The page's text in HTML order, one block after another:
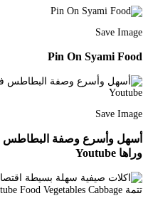
Save Image
Pin On Syami Food
Save Image
أسهل وأسرع وصفة البطاطس
وراها Youtube